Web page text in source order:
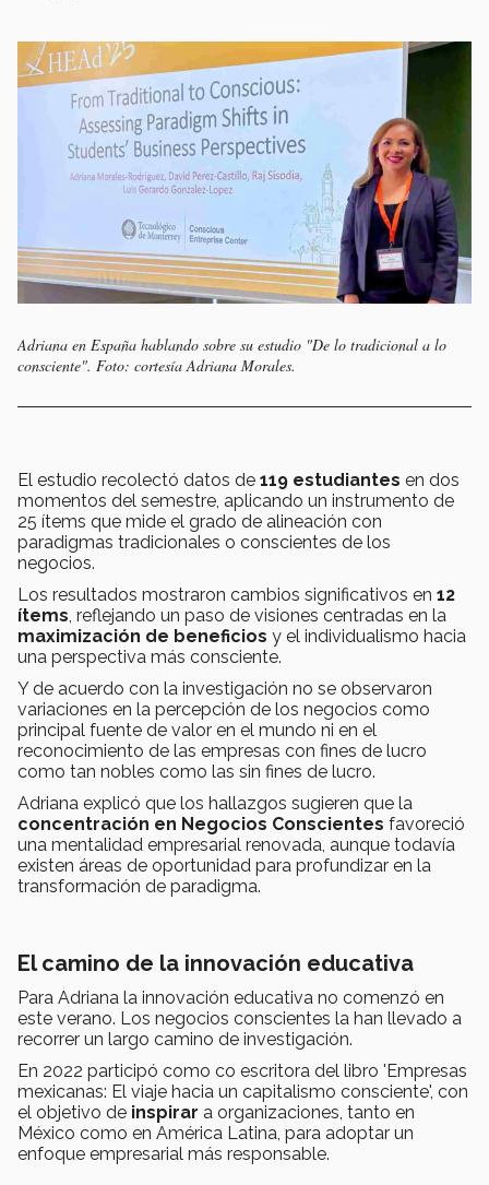
Adriana en España hablando sobre su estudio "De lo tradicional a lo
consciente". Foto: cortesía Adriana Morales.
El estudio recolectó datos de 119 estudiantes en dos
momentos del semestre, aplicando un instrumento de
25 ítems que mide el grado de alineación con
paradigmas tradicionales o conscientes de los
negocios.
Los resultados mostraron cambios significativos en 12
ítems , reflejando un paso de visiones centradas en la
maximización de beneficios y el individualismo hacia
una perspectiva más consciente.
Y de acuerdo con la investigación no se observaron
variaciones en la percepción de los negocios como
principal fuente de valor en el mundo ni en el
reconocimiento de las empresas con fines de lucro
como tan nobles como las sin fines de lucro.
Adriana explicó que los hallazgos sugieren que la
concentración en Negocios Conscientes favoreció
una mentalidad empresarial renovada, aunque todavía
existen áreas de oportunidad para profundizar en la
transformación de paradigma.
El camino de la innovación educativa
Para Adriana la innovación educativa no comenzó en
este verano. Los negocios conscientes la han llevado a
recorrer un largo camino de investigación.
En 2022 participó como co escritora del libro 'Empresas
mexicanas: El viaje hacia un capitalismo consciente', con
el objetivo de inspirar a organizaciones, tanto en
México como en América Latina, para adoptar un
enfoque empresarial más responsable.